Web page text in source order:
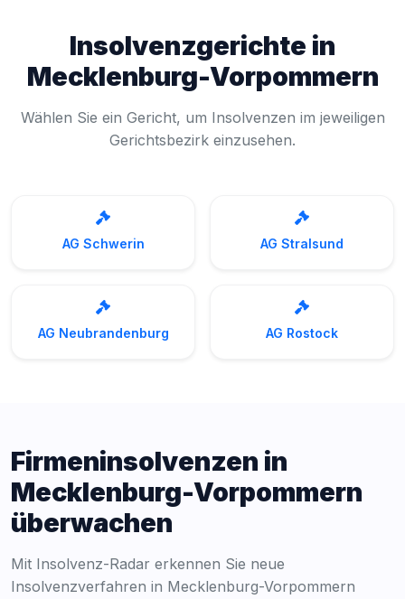
Insolvenzgerichte in
Mecklenburg-Vorpommern
Wählen Sie ein Gericht, um Insolvenzen im jeweiligen
Gerichtsbezirk einzusehen.
AG Schwerin AG Stralsund
AG Neubrandenburg AG Rostock
Firmeninsolvenzen in
Mecklenburg-Vorpommern
überwachen
Mit Insolvenz-Radar erkennen Sie neue
Insolvenzverfahren in Mecklenburg-Vorpommern